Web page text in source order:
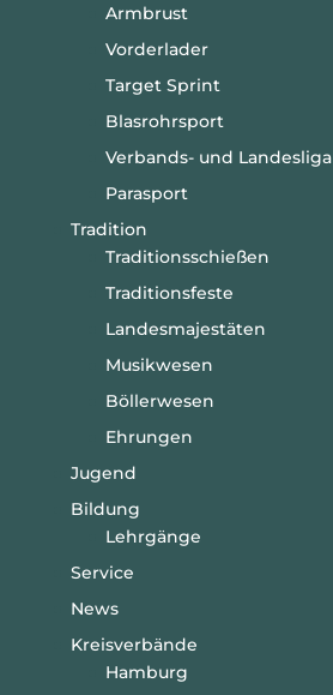
Armbrust
Vorderlader
Target Sprint
Blasrohrsport
Verbands- und Landesliga
Parasport
Tradition
Traditionsschießen
Traditionsfeste
Landesmajestäten
Musikwesen
Böllerwesen
Ehrungen
Jugend
Bildung
Lehrgänge
Service
News
Kreisverbände
Hamburg